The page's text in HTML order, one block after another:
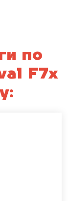
по
F7x